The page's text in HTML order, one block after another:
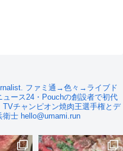
ファミ通→色々→ライブド
ース24・Pouchの創設者で初代
チャンピオン焼肉王選手権とデ
士 hello@umami.run